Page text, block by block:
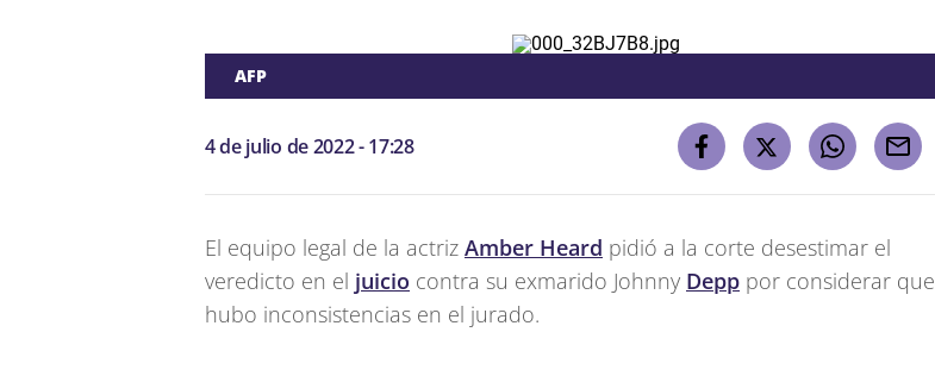
AFP
4 de julio de 2022 - 17:28
El equipo legal de la actriz Amber Heard pidió a la corte desestimar el
veredicto en el juicio contra su exmarido Johnny Depp por considerar que
hubo inconsistencias en el jurado.